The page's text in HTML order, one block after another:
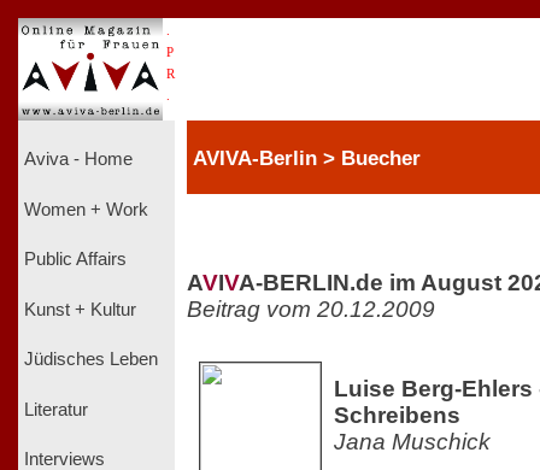
P
R
Aviva - Home
Women + Work
Public Affairs
Kunst + Kultur
Jüdisches Leben
Literatur
Interviews
AVIVA-Berlin > Buecher
AVIVA-BERLIN.de im August
Beitrag vom 20.12.2009
Luise Berg-Ehlers
Schreibens
Jana Muschick